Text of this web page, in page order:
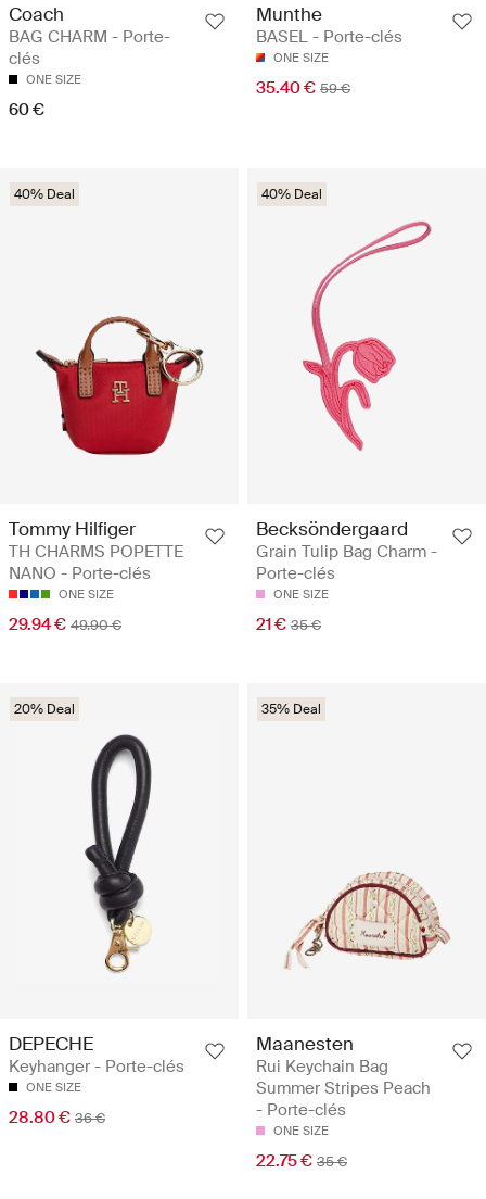
Coach
BAG CHARM - Porte-
clés
ONE SIZE
60 €
Munthe
BASEL - Porte-clés
ONE SIZE
35.40 € 59 €
40% Deal
Tommy Hilfiger
TH CHARMS POPETTE
NANO - Porte-clés
ONE SIZE
29.94 € 49.90 €
40% Deal
Becksöndergaard
Grain Tulip Bag Charm -
Porte-clés
ONE SIZE
21 € 35 €
20% Deal
DEPECHE
Keyhanger - Porte-clés
ONE SIZE
28.80 € 36 €
35% Deal
Maanesten
Rui Keychain Bag
Summer Stripes Peach
- Porte-clés
ONE SIZE
22.75 € 35 €